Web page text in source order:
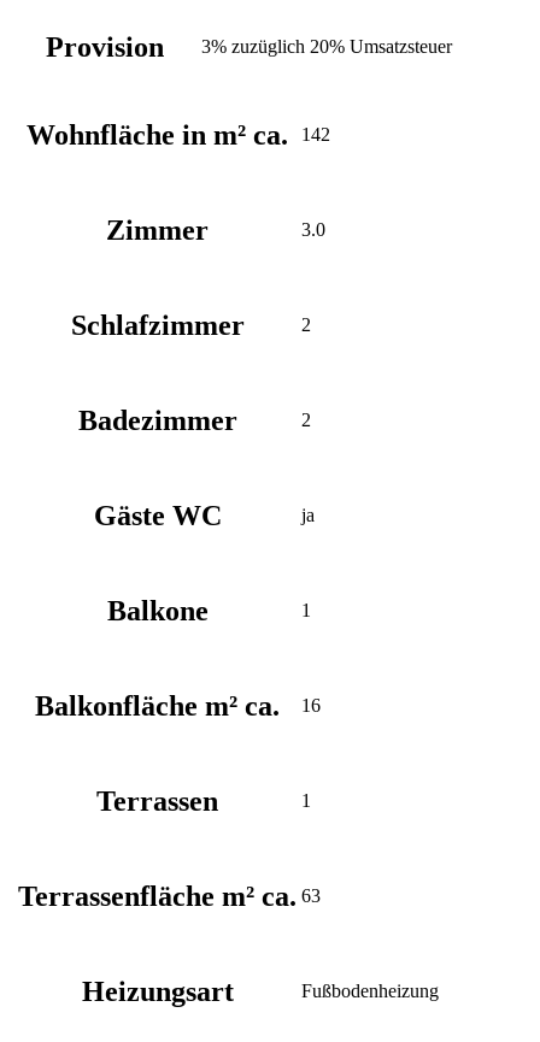
Provision 3% zuzüglich 20% Umsatzsteuer
Wohnfläche in m² ca. 142
Zimmer 3.0
Schlafzimmer 2
Badezimmer 2
Gäste WC ja
Balkone 1
Balkonfläche m² ca. 16
Terrassen 1
Terrassenfläche m² ca. 63
Heizungsart Fußbodenheizung